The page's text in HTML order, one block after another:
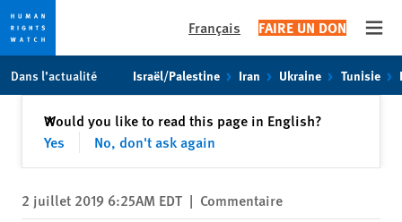
toto
content
Français FAIRE UN DON
Dans l’actualité Israël/Palestine Iran Ukraine Tunisie
Would you like to read this page in English?
Yes
No, don't ask again
✕Fermer
2 juillet 2019 6:25AM EDT | Commentaire